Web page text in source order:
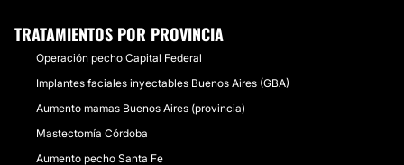
TRATAMIENTOS POR PROVINCIA
Operación pecho Capital Federal
Implantes faciales inyectables Buenos Aires (GBA)
Aumento mamas Buenos Aires (provincia)
Mastectomía Córdoba
Aumento pecho Santa Fe